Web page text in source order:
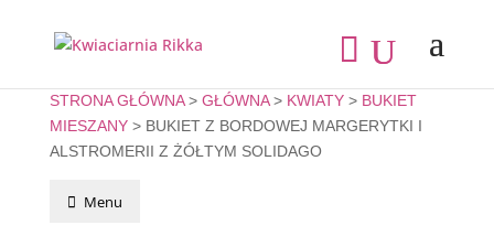
STRONA GŁÓWNA> GŁÓWNA> KWIATY> BUKIET
MIESZANY> BUKIET Z BORDOWEJ MARGERYTKI I
ALSTROMERII Z ŻÓŁTYM SOLIDAGO
Menu